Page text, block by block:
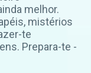
melhor.
mistérios
te
Prepara-te -